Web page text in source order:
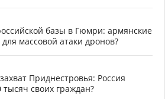
базы в Гюмри: армянские
для массовой атаки дронов?
Приднестровья: Россия
своих граждан?